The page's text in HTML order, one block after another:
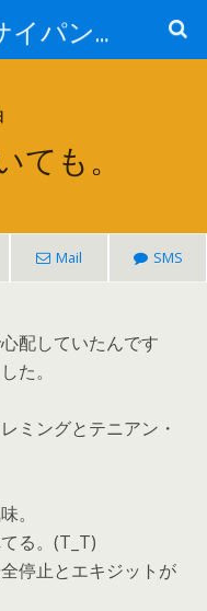
エーストマトのサイパンダイビング日記
ても。
Mail SMS
配していたんです
た。
ミングとテニアン・
。
る。(T_T)
停止とエキジットが